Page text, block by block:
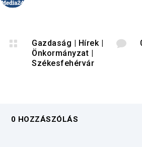
 Gazdaság Hírek|
Önkormányzat
Székesfehérvár

0 HOZZÁSZÓLÁS